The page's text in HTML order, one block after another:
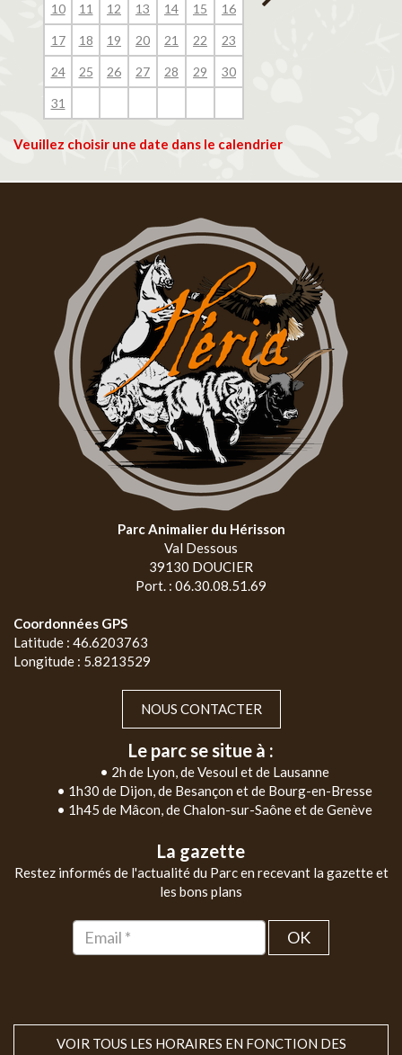
10 11 12 13 14 15 16
17 18 19 20 21 22 23
24 25 26 27 28 29 30
31
14
Veuillez choisir une date dans le calendrier
Parc Animalier du Hérisson
Val Dessous
39130 DOUCIER
Port. : 06.30.08.51.69
Coordonnées GPS
Latitude : 46.6203763
Longitude : 5.8213529
NOUS CONTACTER
Le parc se situe à :
• 2h de Lyon, de Vesoul et de Lausanne
• 1h30 de Dijon, de Besançon et de Bourg-en-Bresse
• 1h45 de Mâcon, de Chalon-sur-Saône et de Genève
La gazette
Restez informés de l'actualité du Parc en recevant la gazette et
les bons plans
OK
VOIR TOUS LES HORAIRES EN FONCTION DES